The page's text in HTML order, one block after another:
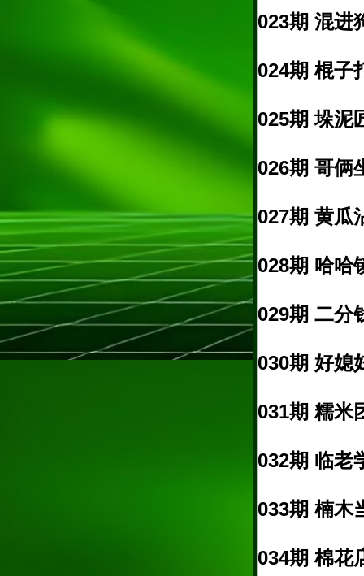
023期 混进
024期 棍子
025期 垛泥
026期 哥俩
027期 黄瓜
028期 哈哈
029期 二分
030期 好媳
031期 糯米
032期 临老
033期 楠木
034期 棉花